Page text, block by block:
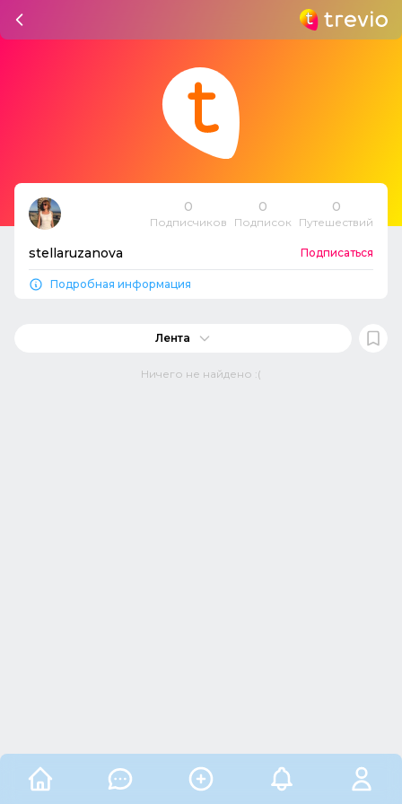
0
Подписчиков
0
Подписок
0
Путешествий
stellaruzanova Подписаться
Подробная информация
Лента
Ничего не найдено :(